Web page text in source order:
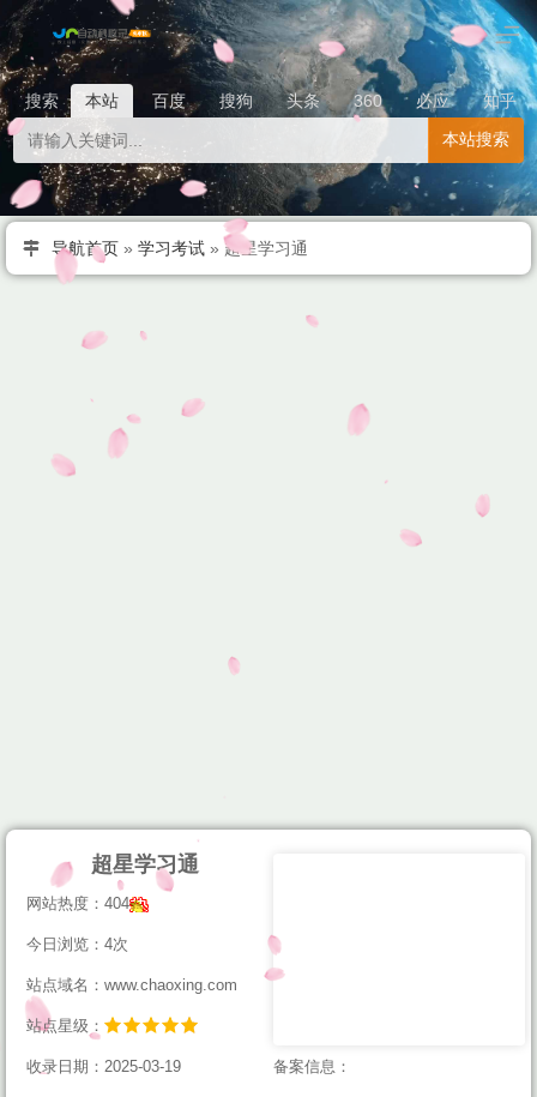
搜索 本站 百度 搜狗 头条 360 必应
知乎
本站搜索
导航首页 » 学习考试 » 超星学习通
超星学习通
网站热度：404
今日浏览：4次
站点域名：www.chaoxing.com
站点星级：
收录日期：2025-03-19 备案信息：